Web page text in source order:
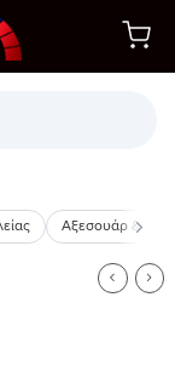
Αξεσουάρ &